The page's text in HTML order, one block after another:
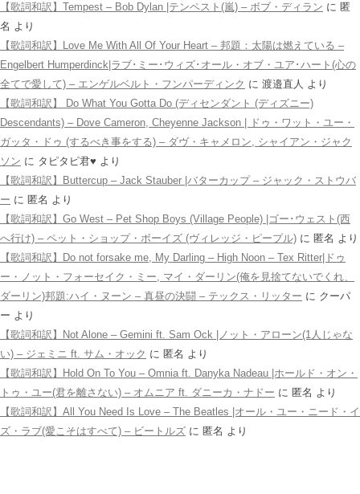
【歌詞和訳】Tempest – Bob Dylan |テンペスト(嵐) – ボブ・ディラン に 匿
名 より
【歌詞和訳】Love Me With All Of Your Heart – 邦題：太陽は燃えている –
Engelbert Humperdinck|ラブ･ミー･ウィズ･オール・オブ・ユア･ハート(心の
全てで愛して) – エンゲルベルト・フンパーディンク に 渡邉直人 より
【歌詞和訳】 Do What You Gotta Do (ディセンダント (ディズニー)
Descendants) – Dove Cameron, Cheyenne Jackson | ドゥ・ワット・ユー・
ガッタ・ドゥ (するべき事をする) – ダヴ・キャメロン, シャイアン・ジャク
ソン に タピタピ君♥️ より
【歌詞和訳】Buttercup – Jack Stauber |バターカップ – ジャック・ストウバ
ー に 匿名 より
【歌詞和訳】Go West – Pet Shop Boys (Village People) |ゴー･ウェスト(西
へ行け) – ペット・ショップ・ボーイズ (ヴィレッジ・ピープル) に 匿名 より
【歌詞和訳】Do not forsake me, My Darling – High Noon – Tex Ritter|ドゥ
ー・ノット・フォーセイク・ミー, マイ・ダーリン(俺を見捨てないでくれ、
ダーリン)邦題:ハイ・ヌーン – 真昼の決闘 – テックス・リッター に クーパ
ー より
【歌詞和訳】Not Alone – Gemini ft. Sam Ock |ノット・アローン(1人じゃな
い) – ジェミニ ft. サム・オック に 匿名 より
【歌詞和訳】Hold On To You – Omnia ft. Danyka Nadeau |ホールド・オン・
トゥ・ユー(君を離さない) – オムニア ft. ダニーカ・ナドー に 匿名 より
【歌詞和訳】All You Need Is Love – The Beatles |オール・ユー・ニード・イ
ズ・ラブ(愛こそはすべて) – ビートルズ に 匿名 より